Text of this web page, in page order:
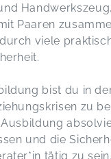
Paaren
viele
bist du in
zu
und die
tätig zu